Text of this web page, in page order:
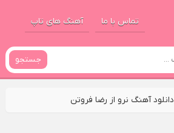
تماس با ما آهنگ های تاپ
جستجو
دانلود آهنگ نرو از رضا فروتن